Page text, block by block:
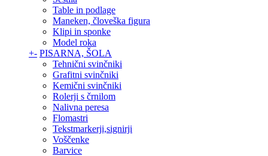
Table in podlage
Maneken, človeška figura
Klipi in sponke
Model roka
+- PISARNA, ŠOLA
Tehnični svinčniki
Grafitni svinčniki
Kemični svinčniki
Rolerji s črnilom
Nalivna peresa
Flomastri
Tekstmarkerji,signirji
Voščenke
Barvice